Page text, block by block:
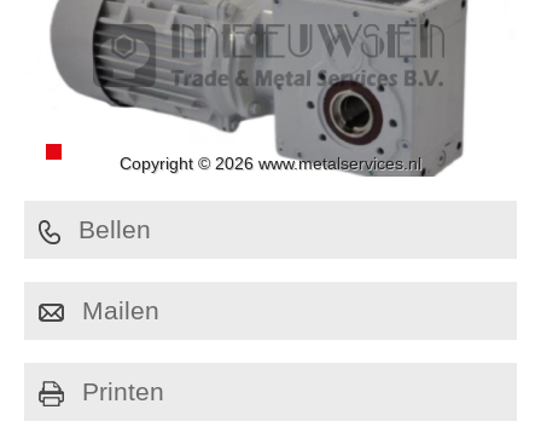
Copyright © 2026 www.metalservices.nl
Bellen
Mailen
Printen